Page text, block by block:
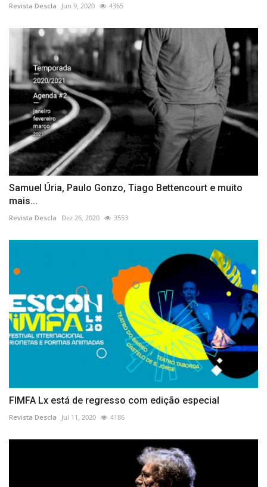
Revista Descla Jun 9, 2020 4365
Samuel Úria, Paulo Gonzo, Tiago Bettencourt e muito
mais...
Revista Descla Dez 26, 2020 3553
FIMFA Lx está de regresso com edição especial
Revista Descla Jul 11, 2020 4186